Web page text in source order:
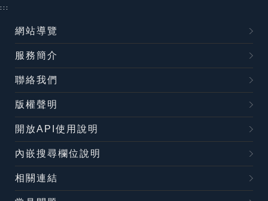
:::
網站導覽
服務簡介
聯絡我們
版權聲明
開放API使用說明
內嵌搜尋欄位說明
相關連結